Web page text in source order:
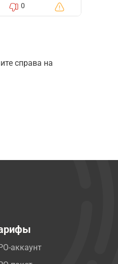
0
справа на
аккаунт